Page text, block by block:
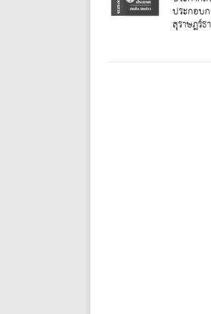
ประกอบก
สุราษฎร์